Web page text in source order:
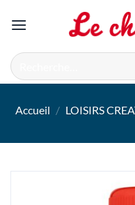
Recherche
pour :
Accueil / LOISIRS